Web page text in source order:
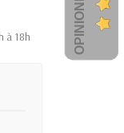
à 18h